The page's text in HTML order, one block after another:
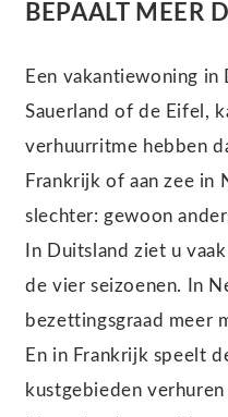
BEPAALT MEER
Een vakantiewoning
Sauerland of de Eifel,
verhuurritme hebben
Frankrijk of aan zee in
slechter: gewoon
In Duitsland ziet u
de vier seizoenen. In
bezettingsgraad meer
En in Frankrijk speelt
kustgebieden